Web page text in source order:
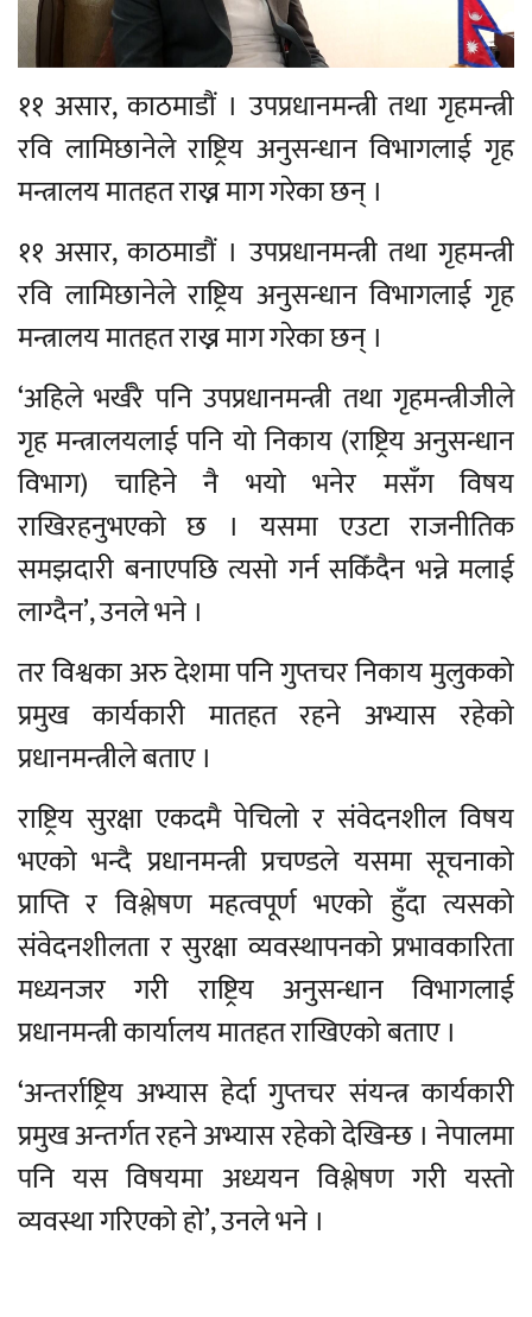
११ असार, काठमाडौं । उपप्रधानमन्त्री तथा गृहमन्त्री
रवि लामिछानेले राष्ट्रिय अनुसन्धान विभागलाई गृह
मन्त्रालय मातहत राख्न माग गरेका छन् ।
११ असार, काठमाडौं । उपप्रधानमन्त्री तथा गृहमन्त्री
रवि लामिछानेले राष्ट्रिय अनुसन्धान विभागलाई गृह
मन्त्रालय मातहत राख्न माग गरेका छन् ।
‘अहिले भर्खरै पनि उपप्रधानमन्त्री तथा गृहमन्त्रीजीले
गृह मन्त्रालयलाई पनि यो निकाय (राष्ट्रिय अनुसन्धान
विभाग) चाहिने नै भयो भनेर मसँग विषय
राखिरहनुभएको छ । यसमा एउटा राजनीतिक
समझदारी बनाएपछि त्यसो गर्न सकिँदैन भन्ने मलाई
लाग्दैन’, उनले भने ।
तर विश्वका अरु देशमा पनि गुप्तचर निकाय मुलुकको
प्रमुख कार्यकारी मातहत रहने अभ्यास रहेको
प्रधानमन्त्रीले बताए ।
राष्ट्रिय सुरक्षा एकदमै पेचिलो र संवेदनशील विषय
भएको भन्दै प्रधानमन्त्री प्रचण्डले यसमा सूचनाको
प्राप्ति र विश्लेषण महत्वपूर्ण भएको हुँदा त्यसको
संवेदनशीलता र सुरक्षा व्यवस्थापनको प्रभावकारिता
मध्यनजर गरी राष्ट्रिय अनुसन्धान विभागलाई
प्रधानमन्त्री कार्यालय मातहत राखिएको बताए ।
‘अन्तर्राष्ट्रिय अभ्यास हेर्दा गुप्तचर संयन्त्र कार्यकारी
प्रमुख अन्तर्गत रहने अभ्यास रहेको देखिन्छ । नेपालमा
पनि यस विषयमा अध्ययन विश्लेषण गरी यस्तो
व्यवस्था गरिएको हो’, उनले भने ।